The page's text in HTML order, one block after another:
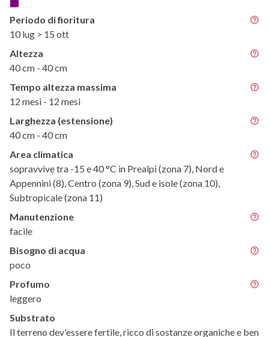
Periodo di fioritura
10 lug > 15 ott
Altezza
40 cm - 40 cm
Tempo altezza massima
12 mesi - 12 mesi
Larghezza (estensione)
40 cm - 40 cm
Area climatica
sopravvive tra -15 e 40 °C in Prealpi (zona 7), Nord e
Appennini (8), Centro (zona 9), Sud e isole (zona 10),
Subtropicale (zona 11)
Manutenzione
facile
Bisogno di acqua
poco
Profumo
leggero
Substrato
Il terreno dev'essere fertile, ricco di sostanze organiche e ben